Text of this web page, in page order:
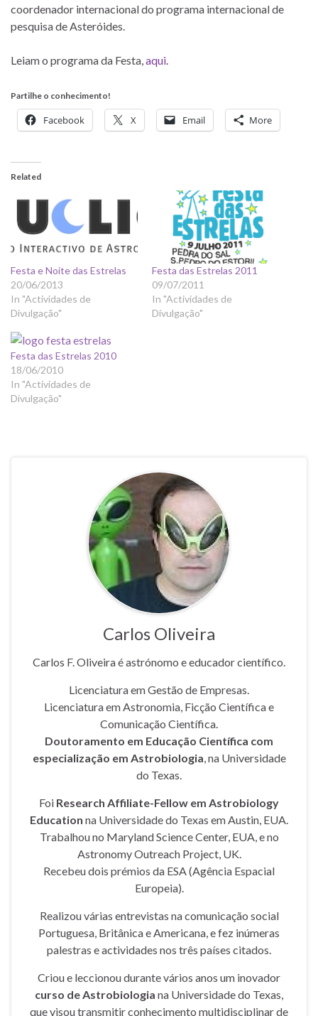
coordenador internacional do programa internacional de
pesquisa de Asteróides.
Leiam o programa da Festa,aqui.
Partilhe o conhecimento!
Facebook X Email More
Related
Festa e Noite das Estrelas
20/06/2013
In "Actividades de
Divulgação"
Festa das Estrelas 2011
09/07/2011
In "Actividades de
Divulgação"
Festa das Estrelas 2010
18/06/2010
In "Actividades de
Divulgação"
Carlos Oliveira
Carlos F. Oliveira é astrónomo e educador científico.
Licenciatura em Gestão de Empresas.
Licenciatura em Astronomia, Ficção Científica e
Comunicação Científica.
Doutoramento em Educação Científica com
especialização em Astrobiologia , na Universidade
do Texas.
Foi Research Affiliate-Fellow em Astrobiology
Education na Universidade do Texas em Austin, EUA.
Trabalhou no Maryland Science Center, EUA, e no
Astronomy Outreach Project, UK.
Recebeu dois prémios da ESA (Agência Espacial
Europeia).
Realizou várias entrevistas na comunicação social
Portuguesa, Britânica e Americana, e fez inúmeras
palestras e actividades nos três países citados.
Criou e leccionou durante vários anos um inovador
curso de Astrobiologia na Universidade do Texas,
que visou transmitir conhecimento multidisciplinar de